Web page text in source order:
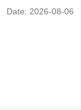
Date: 2026-08-06